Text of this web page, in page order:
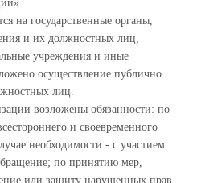
на государственные органы,
и их должностных лиц,
учреждения и иные
осуществление публично
лиц.
возложены обязанности: по
и своевременного
необходимости - с участием
по принятию мер,
или защиту нарушенных прав,